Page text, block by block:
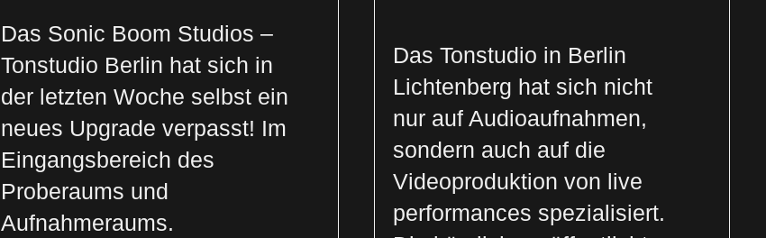
Das Sonic Boom Studios –
Tonstudio Berlin hat sich in
der letzten Woche selbst ein
neues Upgrade verpasst! Im
Eingangsbereich des
Proberaums und
Aufnahmeraums.
Das Tonstudio in Berlin
Lichtenberg hat sich nicht
nur auf Audioaufnahmen,
sondern auch auf die
Videoproduktion von live
performances spezialisiert.